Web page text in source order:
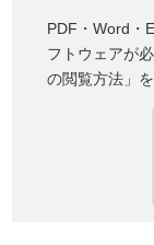
PDF・Word・
フトウェアが
の閲覧方法」